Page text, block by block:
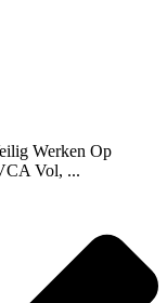
Werken Op
Vol, ...